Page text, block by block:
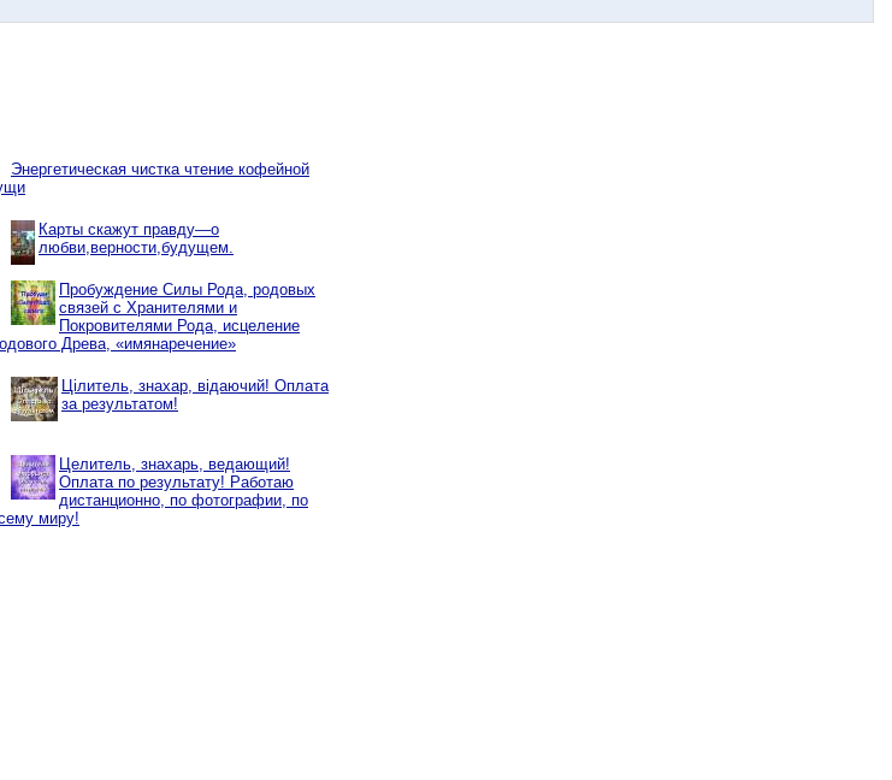
Энергетическая чистка чтение кофейной
Карты скажут правду—о
любви,верности,будущем.
Пробуждение Силы Рода, родовых
связей с Хранителями и
Покровителями Рода, исцеление
Древа, «имянаречение»
Цілитель, знахар, відаючий! Оплата
за результатом!
Целитель, знахарь, ведающий!
Оплата по результату! Работаю
дистанционно, по фотографии, по
миру!